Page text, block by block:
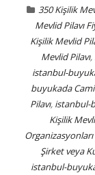
350 Kişilik
Mevlid Pilavı
Kişilik Mevlid
Mevlid Pilavı,
istanbul-
buyukada
Pilavı, istanbul-
Kişilik
Şirket veya
istanbul-